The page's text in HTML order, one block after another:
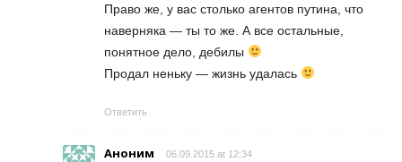
Право же, у вас столько агентов путина, что
наверняка — ты то же. А все остальные,
понятное дело, дебилы
Продал неньку — жизнь удалась
Ответить
Аноним 06.09.2015 at 12:34